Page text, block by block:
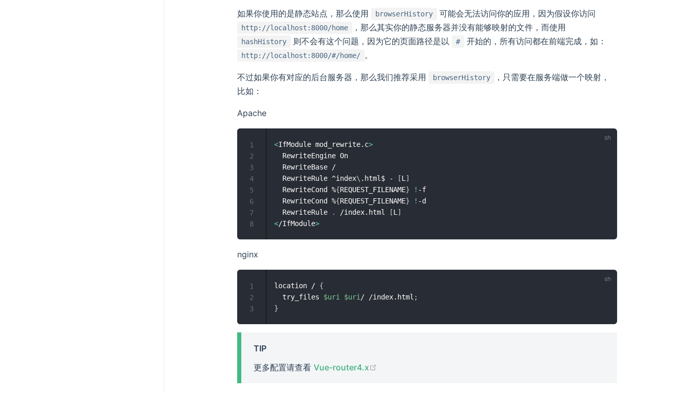
如果你使用的是静态站点，那么使用 browserHistory 可能会无法访问你的应用，因为假设你访问
http://localhost:8000/home ，那么其实你的静态服务器并没有能够映射的文件，而使用
hashHistory 则不会有这个问题，因为它的页面路径是以 # 开始的，所有访问都在前端完成，如：
http://localhost:8000/#/home/ 。
不过如果你有对应的后台服务器，那么我们推荐采用 browserHistory
，只需要在服务端做一个映射，
比如：
Apache
<IfModule mod_rewrite.c>
  RewriteEngine On
  RewriteBase /
  RewriteRule ^index
\ .html$ - [L]
  RewriteCond %
{REQUEST_FILENAME} ! -f
  RewriteCond %
{REQUEST_FILENAME} ! -d
  RewriteRule
. /index.html [L]
</IfModule>
1
2
3
4
5
6
7
8
nginx
location / {
  try_files
$uri $uri/ /index.html ;
}
1
2
3
TIP
更多配置请查看 Vue-router4.x